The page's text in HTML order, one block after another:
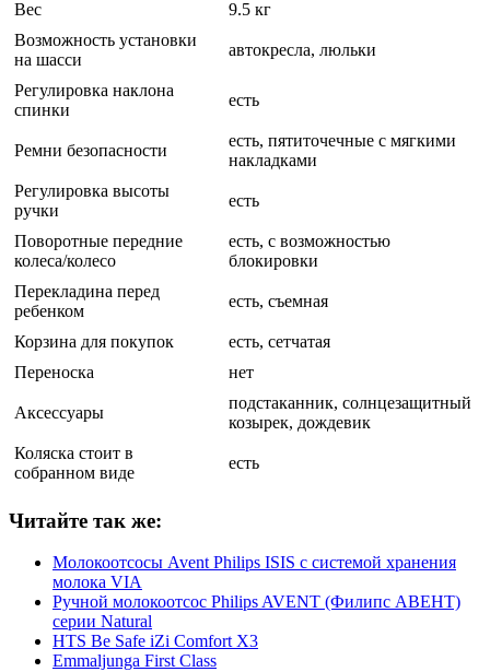
Вес
9.5 кг
Возможность установки
на шасси
автокресла, люльки
Регулировка наклона
спинки
есть
Ремни безопасности
есть, пятиточечные с мягкими
накладками
Регулировка высоты
ручки
есть
Поворотные передние
колеса/колесо
есть, с возможностью
блокировки
Перекладина перед
ребенком
есть, съемная
Корзина для покупок
есть, сетчатая
Переноска
нет
Аксессуары
подстаканник, солнцезащитный
козырек, дождевик
Коляска стоит в
собранном виде
есть
Читайте так же:
Молокоотсосы Avent Philips ISIS с системой хранения
молока VIA
Ручной молокоотсос Philips AVENT (Филипс АВЕНТ)
серии Natural
HTS Be Safe iZi Comfort X3
Emmaljunga First Class